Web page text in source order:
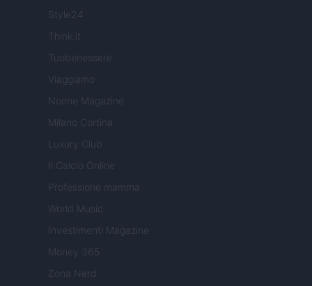
Style24
Think.it
Tuobenessere
Viaggiamo
Nonne Magazine
Milano Cortina
Luxury Club
Il Calcio Online
Professione mamma
World Music
Investimenti Magazine
Money 365
Zona Nerd